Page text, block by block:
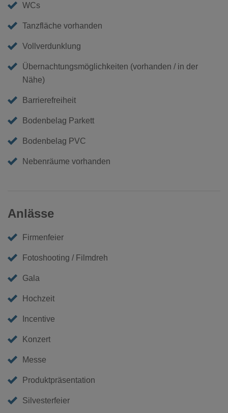
WCs
Tanzfläche vorhanden
Vollverdunklung
Übernachtungsmöglichkeiten (vorhanden / in der
Nähe)
Barrierefreiheit
Bodenbelag Parkett
Bodenbelag PVC
Nebenräume vorhanden
Anlässe
Firmenfeier
Fotoshooting / Filmdreh
Gala
Hochzeit
Incentive
Konzert
Messe
Produktpräsentation
Silvesterfeier